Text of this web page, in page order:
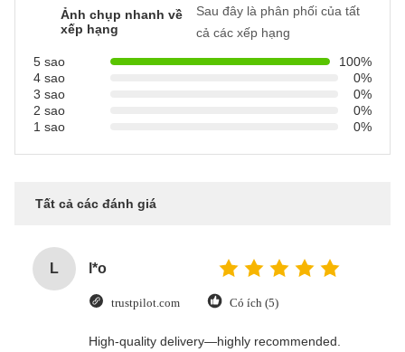
Ảnh chụp nhanh về
xếp hạng
Sau đây là phân phối của tất
cả các xếp hạng
5 sao
100%
4 sao
0%
3 sao
0%
2 sao
0%
1 sao
0%
Tất cả các đánh giá
L l*o
trustpilot.com Có ích (5)
High-quality delivery—highly recommended.